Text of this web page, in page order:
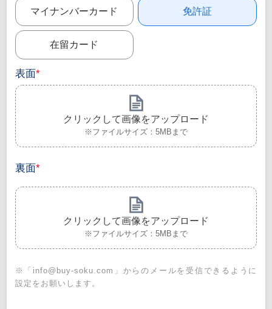
マイナンバーカード 免許証
在留カード
表面*
クリックして画像をアップロード
※ファイルサイズ：5MBまで
裏面*
クリックして画像をアップロード
※ファイルサイズ：5MBまで
※「info@buy-soku.com」からのメールを受信できるように
設定をお願いします。